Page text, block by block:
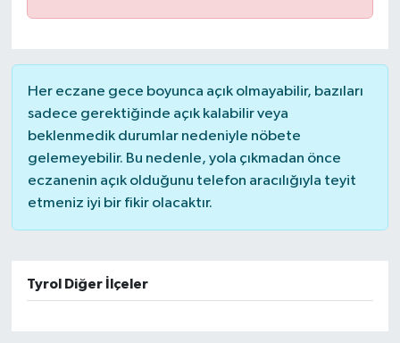
Her eczane gece boyunca açık olmayabilir, bazıları
sadece gerektiğinde açık kalabilir veya
beklenmedik durumlar nedeniyle nöbete
gelemeyebilir. Bu nedenle, yola çıkmadan önce
eczanenin açık olduğunu telefon aracılığıyla teyit
etmeniz iyi bir fikir olacaktır.
Tyrol Diğer İlçeler